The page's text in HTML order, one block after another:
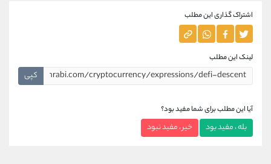
اشتراک گذاری این مطلب
لینک این مطلب
کپی
آیا این مطلب برای شما مفید بود؟
بله ، مفید بود خیر ، مفید نبود